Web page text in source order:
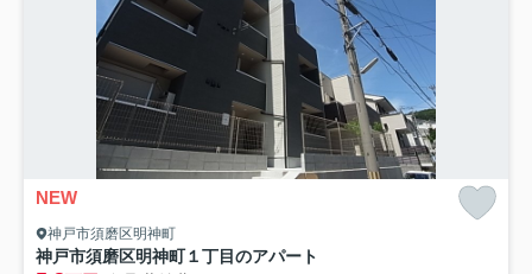
NEW
神戸市須磨区明神町
神戸市須磨区明神町１丁目のアパート